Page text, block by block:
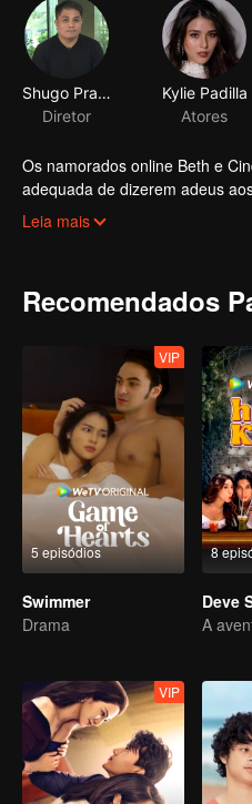
Shugo Praico
Diretor
Kylie Padilla
Atores
Os namorados online Beth e
adequada de dizerem adeus
como semifinalistas na nossa
Leia mais
Recomendados
5 episódios
VIP
Swimmer
Drama
8
Deve
VIP